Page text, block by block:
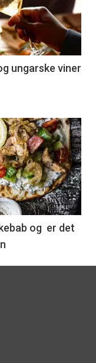
ungarske viner
og er det